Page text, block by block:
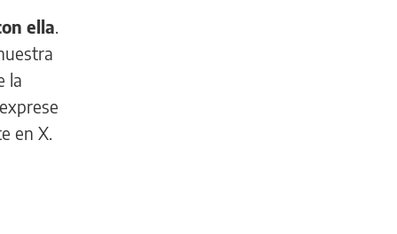
ella.
la
en X.